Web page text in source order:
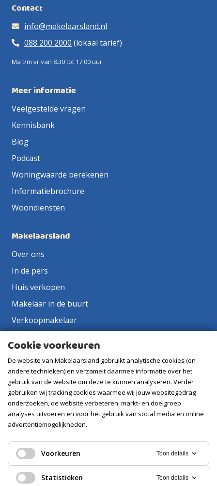
Contact
info@makelaarsland.nl
088 200 2000 (lokaal tarief)
Ma t/m vr van 8.30 tot 17.00 uur
Meer informatie
Veelgestelde vragen
Kennisbank
Blog
Podcast
Woningwaarde berekenen
Informatiebrochure
Woondiensten
Makelaarsland
Over ons
In de pers
Huis verkopen
Makelaar in de buurt
Verkoopmakelaar
Vacatures
Volg ons
Cookie voorkeuren
De website van Makelaarsland gebruikt analytische cookies (en
andere technieken) en verzamelt daarmee informatie over het
gebruik van de website om deze te kunnen analyseren. Verder
gebruiken wij tracking cookies waarmee wij jouw websitegedrag
onderzoeken, de website verbeteren, markt- en doelgroep
analyses uitvoeren en voor het gebruik van social media en online
advertentiemogelijkheden.
Voorkeuren Toon details
Statistieken Toon details